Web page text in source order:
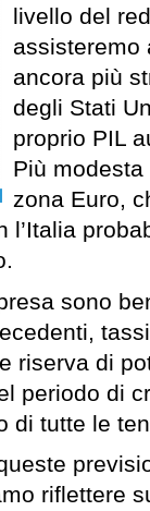
livello del
assisteremo
ancora più
degli Stati
proprio PIL
Più
zona Euro,
l’Italia
sono
riserva di
periodo di
di tutte le
riflettere